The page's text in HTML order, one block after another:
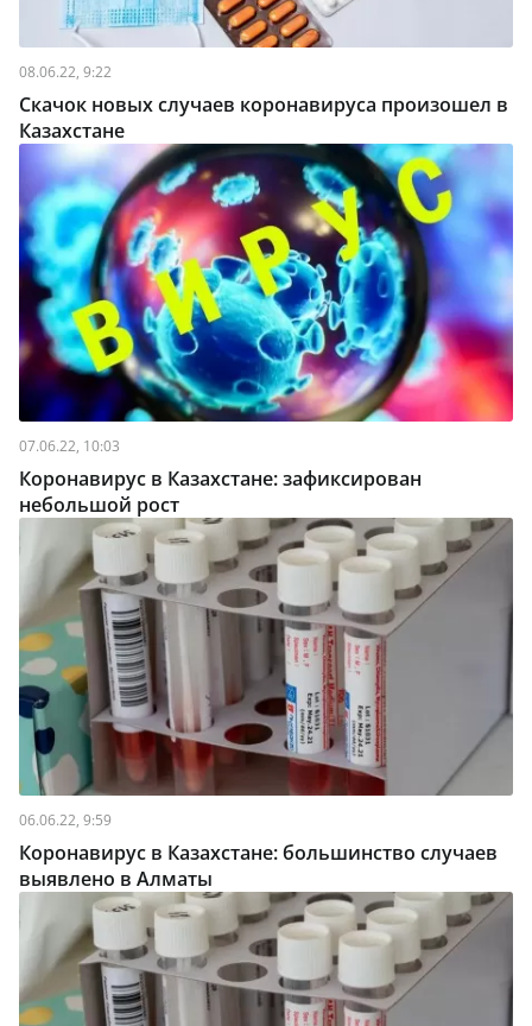
08.06.22, 9:22
Скачок новых случаев коронавируса произошел в
Казахстане
07.06.22, 10:03
Коронавирус в Казахстане: зафиксирован
небольшой рост
06.06.22, 9:59
Коронавирус в Казахстане: большинство случаев
выявлено в Алматы